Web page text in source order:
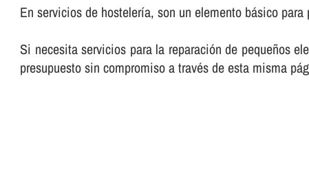
En servicios de hostelerí­a, son un elemento básico
Si necesita servicios para la reparación de pequeños
presupuesto sin compromiso a través de esta misma